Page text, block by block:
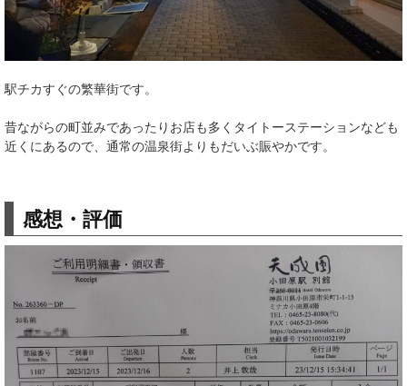
駅チカすぐの繁華街です。
昔ながらの町並みであったりお店も多くタイトーステーションなども
近くにあるので、通常の温泉街よりもだいぶ賑やかです。
感想・評価